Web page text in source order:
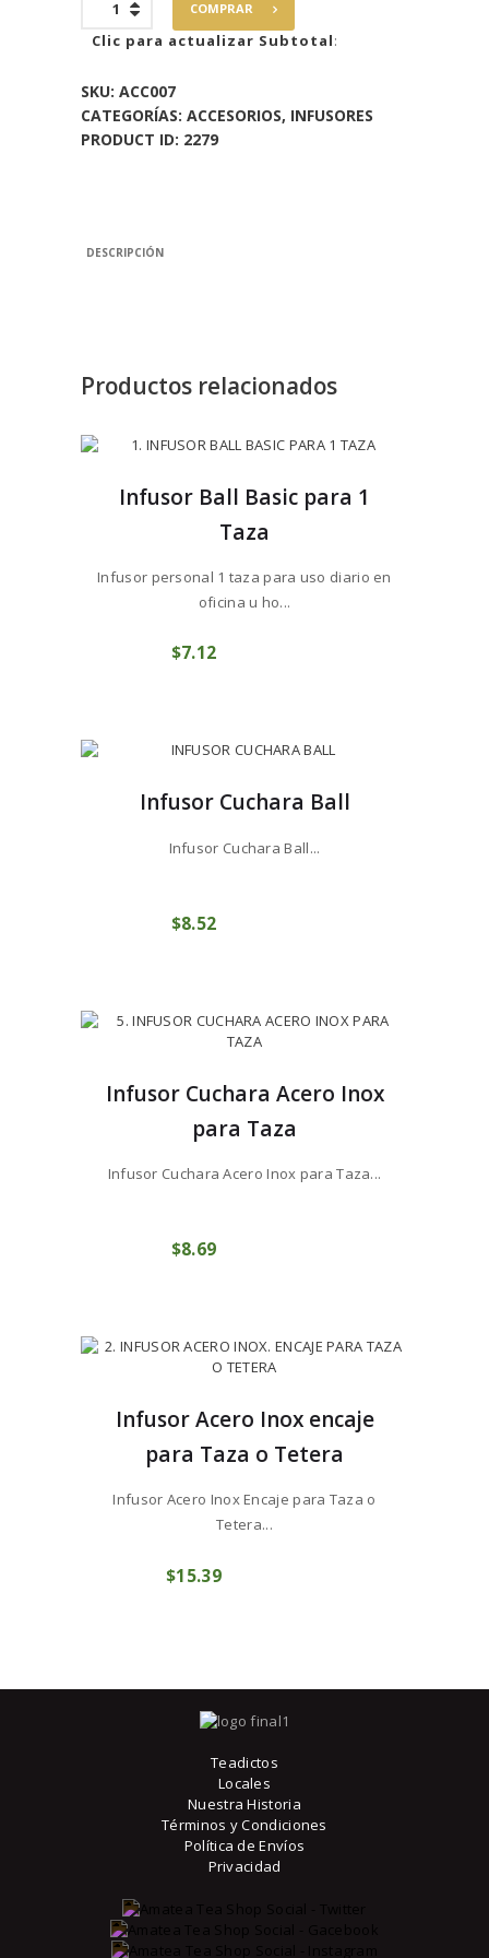
Figura
Tetera
COMPRAR
Clic para actualizar Subtotal:
SKU: ACC007
CATEGORÍAS: ACCESORIOS, INFUSORES
PRODUCT ID: 2279
DESCRIPCIÓN
Productos relacionados
Infusor Ball Basic para 1
Taza
Infusor personal 1 taza para uso diario en
oficina u ho...
$7 12
Infusor Cuchara Ball
Infusor Cuchara Ball...
$8 52
Infusor Cuchara Acero Inox
para Taza
Infusor Cuchara Acero Inox para Taza...
$8 69
Infusor Acero Inox encaje
para Taza o Tetera
Infusor Acero Inox Encaje para Taza o
Tetera...
$15 39
Teadictos
Locales
Nuestra Historia
Términos y Condiciones
Política de Envíos
Privacidad